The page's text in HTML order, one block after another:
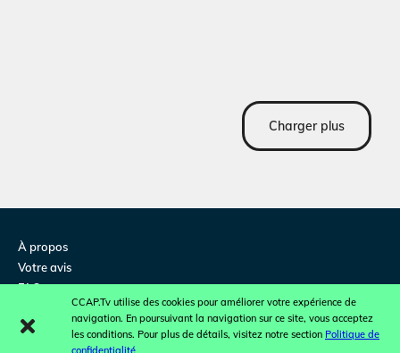
Charger plus
À propos
Votre avis
FAQ
Contactez-nous
Concours et promotions
CCAP.Tv utilise des cookies pour améliorer votre expérience de
navigation. En poursuivant la navigation sur ce site, vous acceptez
les conditions. Pour plus de détails, visitez notre section Politique de
confidentialité